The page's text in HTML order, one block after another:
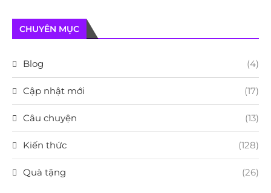
CHUYÊN MỤC
Blog (4)
Cập nhật mới (17)
Câu chuyện (13)
Kiến thức (128)
Quà tặng (26)